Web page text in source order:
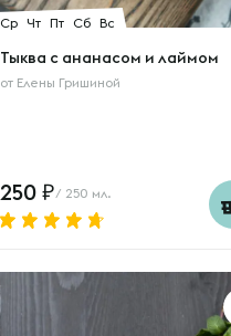
Ср Чт Пт Сб Вс
Тыква с ананасом и лаймом
от Елены Гришиной
250 / 250 мл.